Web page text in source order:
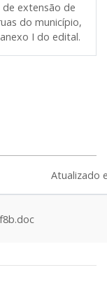
de extensão de
do município,
I do edital.
Atualizado